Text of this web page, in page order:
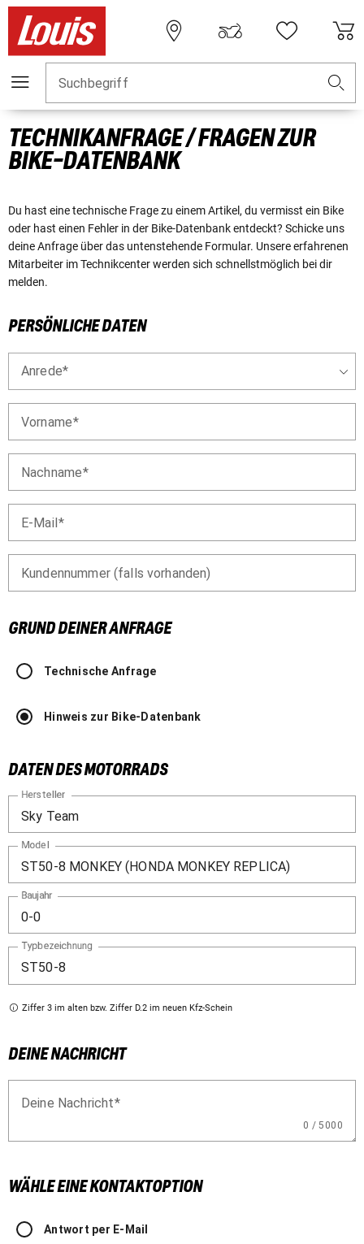
Suchbegriff
TECHNIKANFRAGE / FRAGEN ZUR
BIKE-DATENBANK
Du hast eine technische Frage zu einem Artikel, du vermisst ein Bike
oder hast einen Fehler in der Bike-Datenbank entdeckt? Schicke uns
deine Anfrage über das untenstehende Formular. Unsere erfahrenen
Mitarbeiter im Technikcenter werden sich schnellstmöglich bei dir
melden.
PERSÖNLICHE DATEN
Anrede
Vorname
Nachname
E-Mail
Kundennummer (falls vorhanden)
GRUND DEINER ANFRAGE
Technische Anfrage
Hinweis zur Bike-Datenbank
DATEN DES MOTORRADS
Hersteller
Model
Baujahr
Typbezeichnung
Ziffer 3 im alten bzw. Ziffer D.2 im neuen Kfz-Schein
DEINE NACHRICHT
0 / 5000
Deine Nachricht
WÄHLE EINE KONTAKTOPTION
Antwort per E-Mail